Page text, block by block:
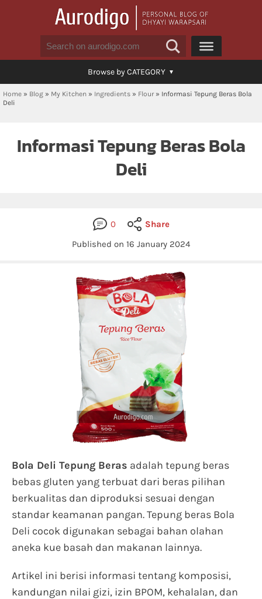
Browse by CATEGORY
Home » Blog » My Kitchen » Ingredients » Flour» Informasi Tepung Beras Bola
Deli
Informasi Tepung Beras Bola
Deli
0
Share
Published on 16 January 2024
Bola Deli Tepung Beras adalah tepung beras
bebas gluten yang terbuat dari beras pilihan
berkualitas dan diproduksi sesuai dengan
standar keamanan pangan. Tepung beras Bola
Deli cocok digunakan sebagai bahan olahan
aneka kue basah dan makanan lainnya.
Artikel ini berisi informasi tentang komposisi,
kandungan nilai gizi, izin BPOM, kehalalan, dan